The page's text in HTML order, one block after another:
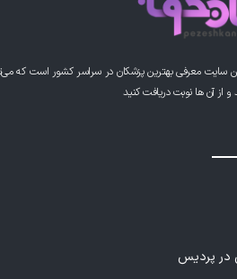
سایت معرفی بهترین پزشکان در سراسر کشور است که
آن ها نوبت دریافت کنید
در پردیس